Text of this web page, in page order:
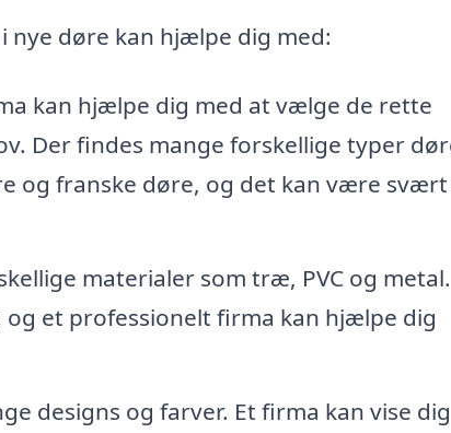
nye døre kan hjælpe dig med:
kan hjælpe dig med at vælge de rette
Der findes mange forskellige typer
og franske døre, og det kan være
materialer som træ, PVC og metal.
et professionelt firma kan hjælpe dig
designs og farver. Et firma kan vise dig